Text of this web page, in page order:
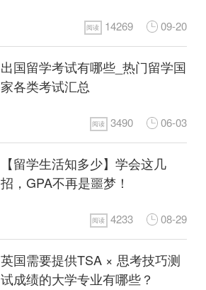
阅读 14269 09-20
出国留学考试有哪些_热门留学国
家各类考试汇总
阅读 3490 06-03
【留学生活知多少】学会这几
招，GPA不再是噩梦！
阅读 4233 08-29
英国需要提供TSA × 思考技巧测
试成绩的大学专业有哪些？